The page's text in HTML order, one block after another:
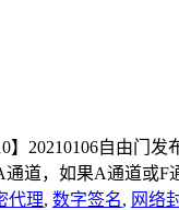
】20210106自由门
道，如果A通道或F
代理, 数字签名, 网络